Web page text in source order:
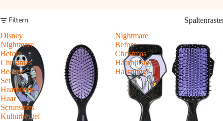
Filtern
Disney
Nightmare
Before
Christmas
Beauty
Set
Haarbürste
Haar
Scrunshies
Kulturbeutel
Nightmare
Before
Christmas
Haarbürste
Haarpflege